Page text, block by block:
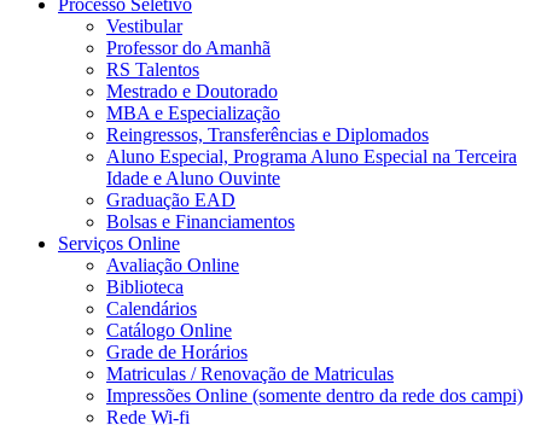
Vestibular
Professor do Amanhã
RS Talentos
Mestrado e Doutorado
MBA e Especialização
Reingressos, Transferências e Diplomados
Aluno Especial, Programa Aluno Especial na Terceira
Idade e Aluno Ouvinte
Graduação EAD
Bolsas e Financiamentos
Serviços Online
Avaliação Online
Biblioteca
Calendários
Catálogo Online
Grade de Horários
Matriculas / Renovação de Matriculas
Impressões Online (somente dentro da rede dos campi)
Rede Wi-fi